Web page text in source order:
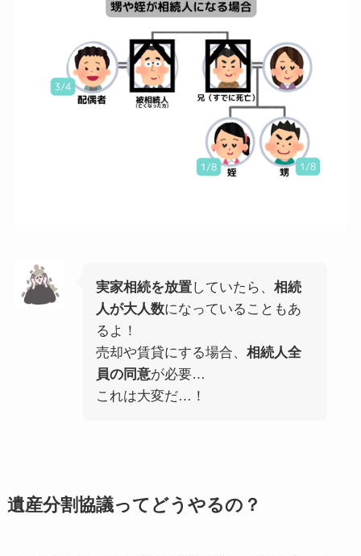
実家相続を放置していたら、 相続
人が大人数になっていることもあ
るよ！
売却や賃貸にする場合、 相続人全
員の同意が必要…
これは大変だ…！
遺産分割協議ってどうやるの？